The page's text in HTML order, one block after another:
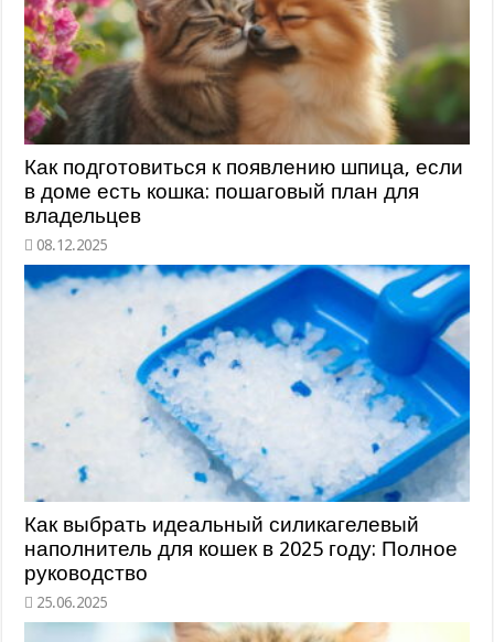
Как подготовиться к появлению шпица, если
в доме есть кошка: пошаговый план для
владельцев
Как выбрать идеальный силикагелевый
наполнитель для кошек в 2025 году: Полное
руководство